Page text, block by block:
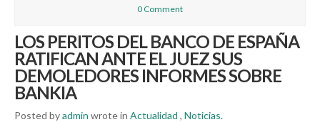
0 Comment
LOS PERITOS DEL BANCO DE ESPAÑA
RATIFICAN ANTE EL JUEZ SUS
DEMOLEDORES INFORMES SOBRE
BANKIA
Posted byadmin wrote in Actualidad , Noticias.